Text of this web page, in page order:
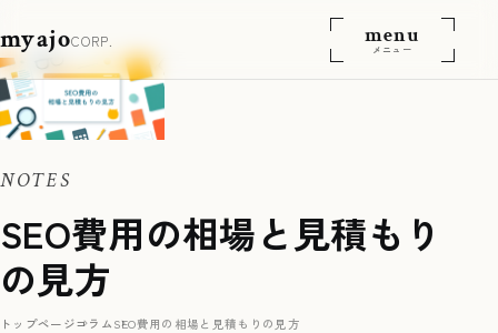
myajoCORP. menu
メニュー
NOTES
SEO費用の相場と見積もり
の見方
トップページコラム SEO費用の相場と見積もりの見方